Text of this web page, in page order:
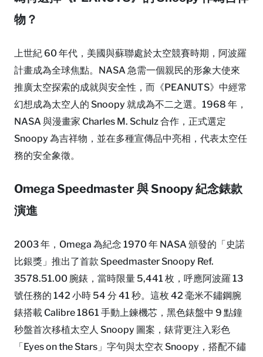
物？
上世紀 60 年代，美國與蘇聯處於太空競賽時期，阿波羅
計畫成為全球焦點。NASA 急需一個親民的形象大使來
推廣太空探索的成就與安全性，而《PEANUTS》中經常
幻想成為太空人的 Snoopy 就成為不二之選。1968 年，
NASA 與漫畫家 Charles M. Schulz 合作，正式選定
Snoopy 為吉祥物，並在多種宣傳品中亮相，代表太空任
務的安全象徵。
Omega Speedmaster 與 Snoopy 紀念錶款
演進
2003 年，Omega 為紀念 1970 年 NASA 頒發的「史諾
比銀獎」推出了首款 Speedmaster Snoopy Ref.
3578.51.00 腕錶，當時限量 5,441 枚，呼應阿波羅 13
號任務的 142 小時 54 分 41 秒。這枚 42 毫米不鏽鋼腕
錶搭載 Calibre 1861 手動上鍊機芯，黑色錶盤中 9 點鐘
秒盤首次移植太空人 Snoopy 圖案，錶背更注入彩色
「Eyes on the Stars」字句與太空衣 Snoopy，搭配不鏽